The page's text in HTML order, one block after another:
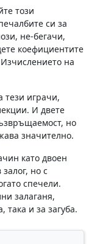
този
си за
не-бегачи,
коефициентите
на
тези играчи,
И двете
но
значително.
като двоен
но с
спечели.
залаганя,
и за загуба.